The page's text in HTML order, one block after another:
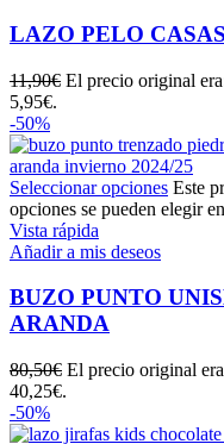
LAZO PELO
11,90€ El precio original
5,95€.
-50%
Seleccionar opciones Este
opciones se pueden elegir
Vista rápida
Añadir a mis deseos
BUZO PUNTO
ARANDA
80,50€ El precio original
40,25€.
-50%